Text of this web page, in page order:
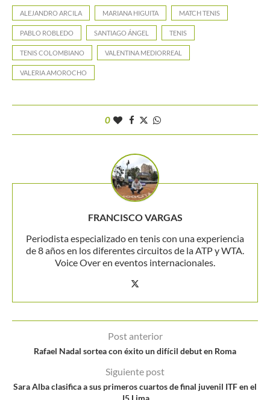
ALEJANDRO ARCILA MARIANA HIGUITA MATCH TENIS
PABLO ROBLEDO SANTIAGO ÁNGEL TENIS
TENIS COLOMBIANO VALENTINA MEDIORREAL
VALERIA AMOROCHO
0
FRANCISCO VARGAS
Periodista especializado en tenis con una experiencia
de 8 años en los diferentes circuitos de la ATP y WTA.
Voice Over en eventos internacionales.
Post anterior
Rafael Nadal sortea con éxito un difícil debut en Roma
Siguiente post
Sara Alba clasifica a sus primeros cuartos de final juvenil ITF en el
J5 Lima